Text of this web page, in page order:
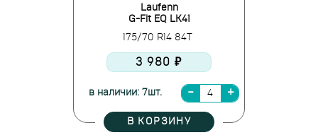
Laufenn
G-Fit EQ LK41
175/70 R14 84T
3 980 ₽
в наличии: 7шт.
В КОРЗИНУ